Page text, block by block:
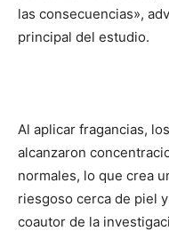
las consecuencias»,
principal del estudio.
Al aplicar fragancias,
alcanzaron
normales, lo que crea
riesgoso cerca de piel
coautor de la